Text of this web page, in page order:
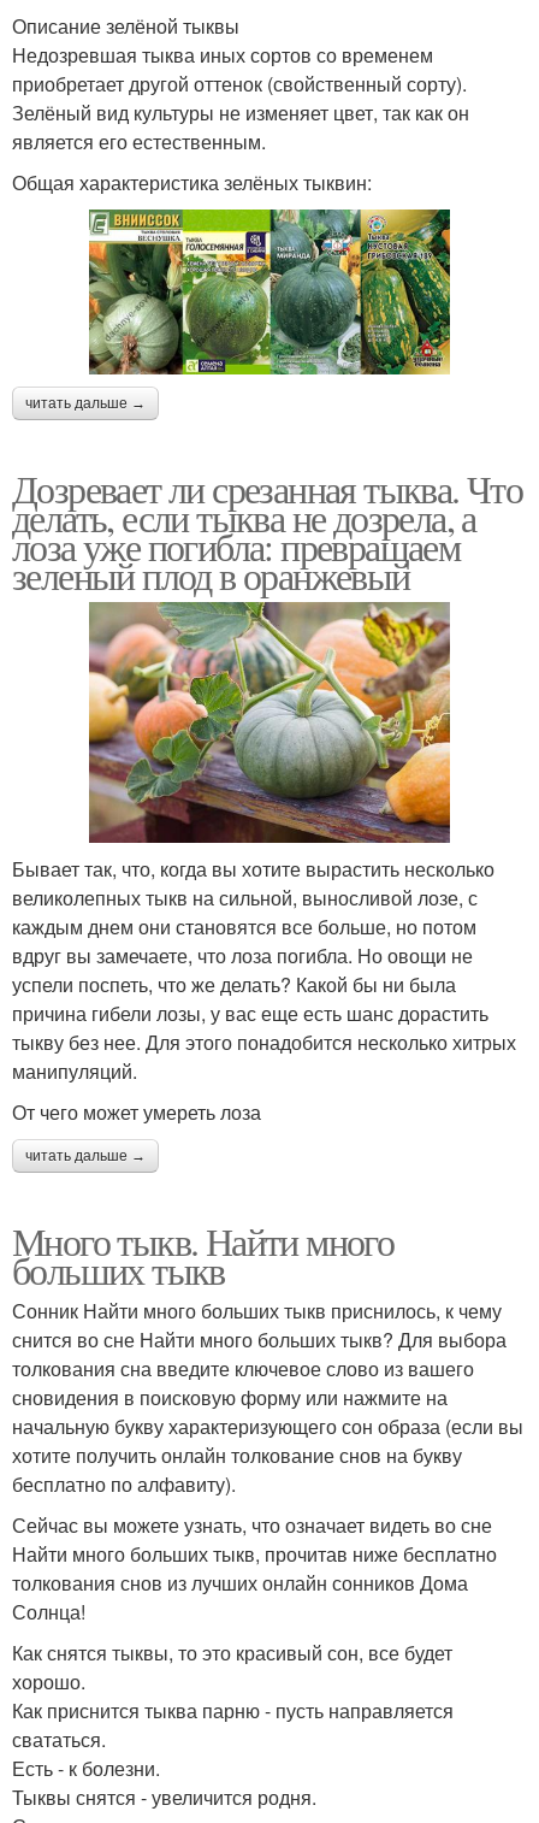
Описание зелёной тыквы
Недозревшая тыква иных сортов со временем
приобретает другой оттенок (свойственный сорту).
Зелёный вид культуры не изменяет цвет, так как он
является его естественным.
Общая характеристика зелёных тыквин:
читать дальше →
Дозревает ли срезанная тыква. Что
делать, если тыква не дозрела, а
лоза уже погибла: превращаем
зеленый плод в оранжевый
Бывает так, что, когда вы хотите вырастить несколько
великолепных тыкв на сильной, выносливой лозе, с
каждым днем они становятся все больше, но потом
вдруг вы замечаете, что лоза погибла. Но овощи не
успели поспеть, что же делать? Какой бы ни была
причина гибели лозы, у вас еще есть шанс дорастить
тыкву без нее. Для этого понадобится несколько хитрых
манипуляций.
От чего может умереть лоза
читать дальше →
Много тыкв. Найти много
больших тыкв
Сонник Найти много больших тыкв приснилось, к чему
снится во сне Найти много больших тыкв? Для выбора
толкования сна введите ключевое слово из вашего
сновидения в поисковую форму или нажмите на
начальную букву характеризующего сон образа (если вы
хотите получить онлайн толкование снов на букву
бесплатно по алфавиту).
Сейчас вы можете узнать, что означает видеть во сне
Найти много больших тыкв, прочитав ниже бесплатно
толкования снов из лучших онлайн сонников Дома
Солнца!
Как снятся тыквы, то это красивый сон, все будет
хорошо.
Как приснится тыква парню - пусть направляется
свататься.
Есть - к болезни.
Тыквы снятся - увеличится родня.